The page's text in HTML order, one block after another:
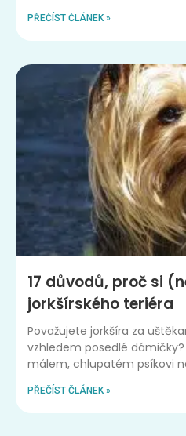
PŘEČÍST ČLÁNEK »
17 důvodů, proč si
jorkšírského teriéra
Považujete jorkšíra za
vzhledem posedlé
málem, chlupatém psíkovi
PŘEČÍST ČLÁNEK »